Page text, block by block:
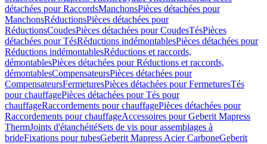
détachées pour RaccordsManchonsPièces détachées pour
ManchonsRéductionsPièces détachées pour
RéductionsCoudesPièces détachées pour CoudesTésPièces
détachées pour TésRéductions indémontablesPièces détachées pour
Réductions indémontablesRéductions et raccords,
démontablesPièces détachées pour Réductions et raccords,
démontablesCompensateursPièces détachées pour
CompensateursFermeturesPièces détachées pour FermeturesTés
pour chauffagePièces détachées pour Tés pour
chauffageRaccordements pour chauffagePièces détachées pour
Raccordements pour chauffageAccessoires pour Geberit Mapress
ThermJoints d'étanchéitéSets de vis pour assemblages à
brideFixations pour tubesGeberit Mapress Acier CarboneGeberit